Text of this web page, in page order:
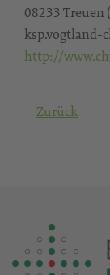
08233
ksp.vogtland-
http://
Zurück